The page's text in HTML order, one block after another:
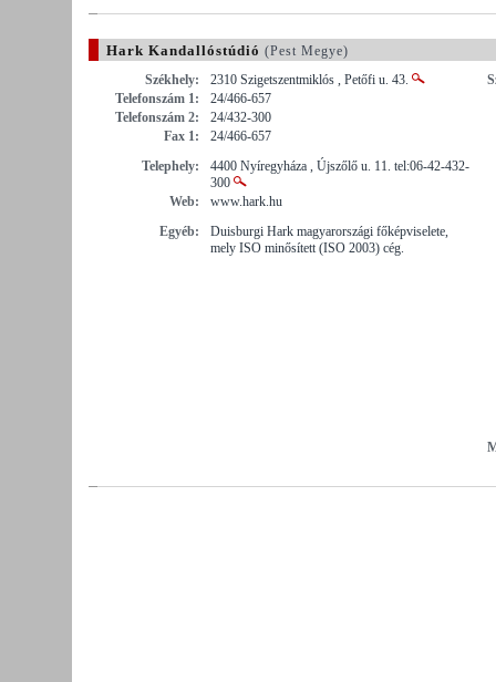
Hark Kandallóstúdió (Pest Megye)
Székhely:
2310 Szigetszentmiklós , Petőfi u. 43.
Telefonszám 1:
24/466-657
Telefonszám 2:
24/432-300
Fax 1:
24/466-657
Telephely:
4400 Nyíregyháza , Újszőlő u. 11. tel:06-42-432-
300
Web:
www.hark.hu
Egyéb:
Duisburgi Hark magyarországi főképviselete,
mely ISO minősített (ISO 2003) cég.